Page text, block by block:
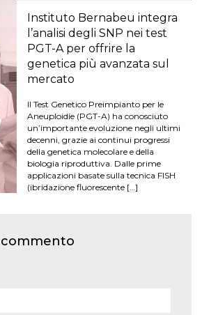
Instituto Bernabeu integra
l’analisi degli SNP nei test
PGT-A per offrire la
genetica più avanzata sul
mercato
Il Test Genetico Preimpianto per le
Aneuploidie (PGT-A) ha conosciuto
un’importante evoluzione negli ultimi
decenni, grazie ai continui progressi
della genetica molecolare e della
biologia riproduttiva. Dalle prime
applicazioni basate sulla tecnica FISH
(ibridazione fluorescente […]
commento